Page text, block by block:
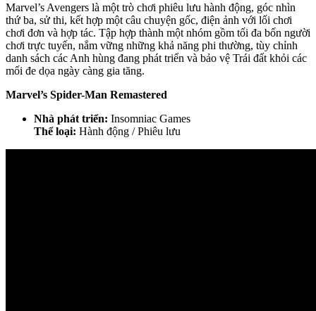
Marvel’s Avengers là một trò chơi phiêu lưu hành động, góc nhìn
thứ ba, sử thi, kết hợp một câu chuyện gốc, điện ảnh với lối chơi
chơi đơn và hợp tác. Tập hợp thành một nhóm gồm tối đa bốn người
chơi trực tuyến, nắm vững những khả năng phi thường, tùy chỉnh
danh sách các Anh hùng đang phát triển và bảo vệ Trái đất khỏi các
mối đe dọa ngày càng gia tăng.
Marvel’s Spider-Man Remastered
Nhà phát triển: Insomniac Games
Thể loại: Hành động / Phiêu lưu